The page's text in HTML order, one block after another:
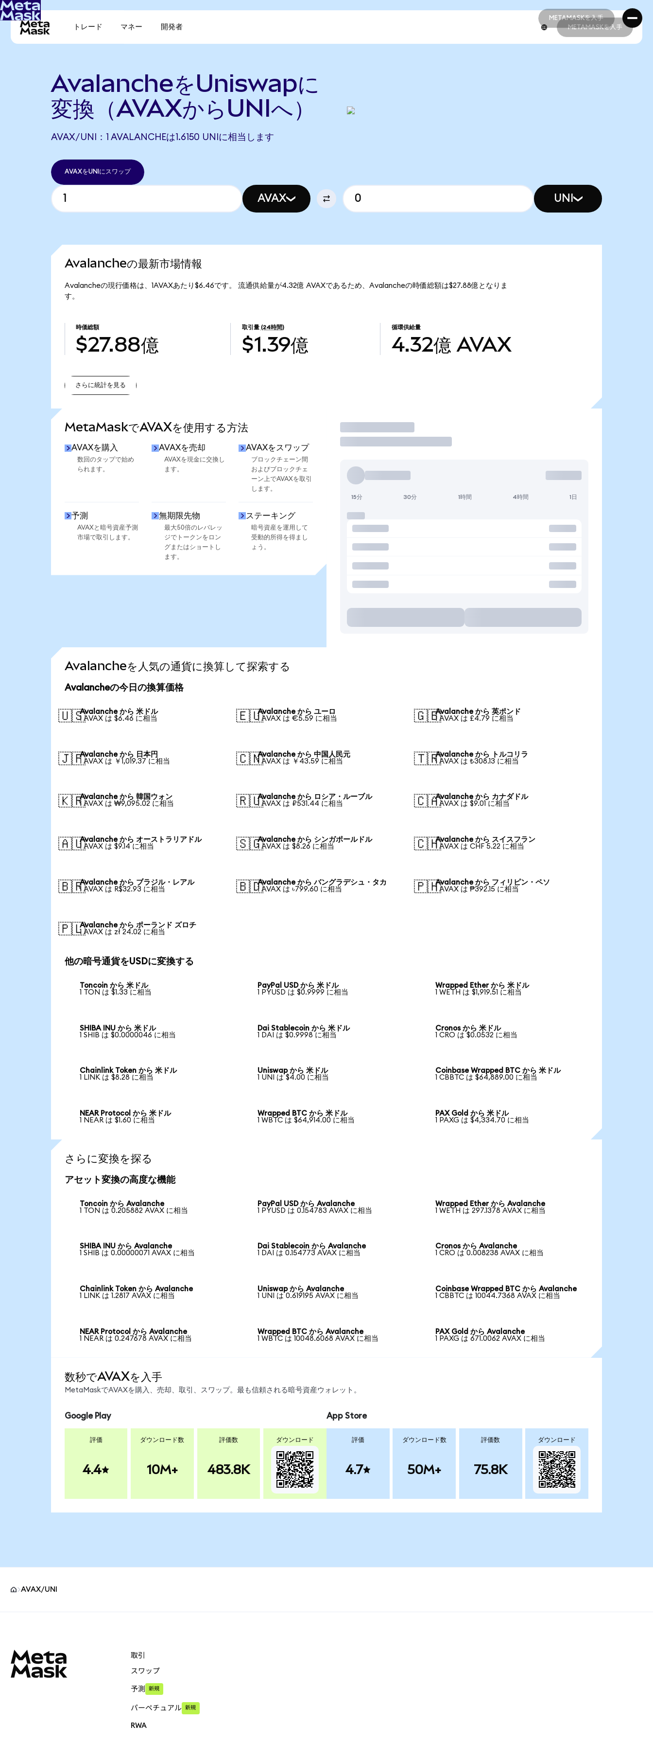
METAMASKを入手
METAMASKを入手
トレード マネー 開発者 METAMASKを入手
AvalancheをUniswapに
変換（AVAXからUNIへ）
AVAX/UNI：1 AVALANCHEは1.6150 UNIに相当します
AVAXをUNIにスワップ
AVAX UNI
Avalancheの最新市場情報
Avalancheの現行価格は、1AVAXあたり$6.46です。 流通供給量が4.32億 AVAXであるため、Avalancheの時価総額は$27.88億となりま
す。
時価総額
$27.88億
取引量 (24時間)
$1.39億
循環供給量
4.32億 AVAX
さらに統計を見る
MetaMaskでAVAXを使用する方法
AVAXを購入
数回のタップで始め
られます。
AVAXを売却
AVAXを現金に交換し
ます。
AVAXをスワップ
ブロックチェーン間
およびブロックチェ
ーン上でAVAXを取引
します。
予測
AVAXと暗号資産予測
市場で取引します。
無期限先物
最大50倍のレバレッ
ジでトークンをロン
グまたはショートし
ます。
ステーキング
暗号資産を運用して
受動的所得を得まし
ょう。
取引
15分 30分 1時間 4時間 1日
Avalancheを人気の通貨に換算して探索する
Avalancheの今日の換算価格
🇺🇸Avalanche から 米ドル
1 AVAX は $6.46 に相当
🇪🇺Avalanche から ユーロ
1 AVAX は €5.59 に相当
🇬🇧Avalanche から 英ポンド
1 AVAX は £4.79 に相当
🇯🇵Avalanche から 日本円
1 AVAX は ￥1,019.37 に相当
🇨🇳Avalanche から 中国人民元
1 AVAX は ￥43.59 に相当
🇹🇷Avalanche から トルコリラ
1 AVAX は ₺308.13 に相当
🇰🇷Avalanche から 韓国ウォン
1 AVAX は ₩9,095.02 に相当
🇷🇺Avalanche から ロシア・ルーブル
1 AVAX は ₽531.44 に相当
🇨🇦Avalanche から カナダドル
1 AVAX は $9.01 に相当
🇦🇺Avalanche から オーストラリアドル
1 AVAX は $9.14 に相当
🇸🇬Avalanche から シンガポールドル
1 AVAX は $8.26 に相当
🇨🇭Avalanche から スイスフラン
1 AVAX は CHF 5.22 に相当
🇧🇷Avalanche から ブラジル・レアル
1 AVAX は R$32.93 に相当
🇧🇩Avalanche から バングラデシュ・タカ
1 AVAX は ৳799.60 に相当
🇵🇭Avalanche から フィリピン・ペソ
1 AVAX は ₱392.15 に相当
🇵🇱Avalanche から ポーランド ズロチ
1 AVAX は zł 24.02 に相当
他の暗号通貨をUSDに変換する
Toncoin から 米ドル
1 TON は $1.33 に相当
PayPal USD から 米ドル
1 PYUSD は $0.9999 に相当
Wrapped Ether から 米ドル
1 WETH は $1,919.51 に相当
SHIBA INU から 米ドル
1 SHIB は $0.0000046 に相当
Dai Stablecoin から 米ドル
1 DAI は $0.9998 に相当
Cronos から 米ドル
1 CRO は $0.0532 に相当
Chainlink Token から 米ドル
1 LINK は $8.28 に相当
Uniswap から 米ドル
1 UNI は $4.00 に相当
Coinbase Wrapped BTC から 米ドル
1 CBBTC は $64,889.00 に相当
NEAR Protocol から 米ドル
1 NEAR は $1.60 に相当
Wrapped BTC から 米ドル
1 WBTC は $64,914.00 に相当
PAX Gold から 米ドル
1 PAXG は $4,334.70 に相当
さらに変換を探る
アセット変換の高度な機能
Toncoin から Avalanche
1 TON は 0.205882 AVAX に相当
PayPal USD から Avalanche
1 PYUSD は 0.154783 AVAX に相当
Wrapped Ether から Avalanche
1 WETH は 297.1378 AVAX に相当
SHIBA INU から Avalanche
1 SHIB は 0.00000071 AVAX に相当
Dai Stablecoin から Avalanche
1 DAI は 0.154773 AVAX に相当
Cronos から Avalanche
1 CRO は 0.008238 AVAX に相当
Chainlink Token から Avalanche
1 LINK は 1.2817 AVAX に相当
Uniswap から Avalanche
1 UNI は 0.619195 AVAX に相当
Coinbase Wrapped BTC から Avalanche
1 CBBTC は 10044.7368 AVAX に相当
NEAR Protocol から Avalanche
1 NEAR は 0.247678 AVAX に相当
Wrapped BTC から Avalanche
1 WBTC は 10048.6068 AVAX に相当
PAX Gold から Avalanche
1 PAXG は 671.0062 AVAX に相当
数秒でAVAXを入手
MetaMaskでAVAXを購入、売却、取引、スワップ。最も信頼される暗号資産ウォレット。
Google Play
評価
4.4
ダウンロード数
10M+
評価数
483.8K
ダウンロード
App Store
評価
4.7
ダウンロード数
50M+
評価数
75.8K
ダウンロード
AVAX/UNI
取引
スワップ
予測 新規
パーペチュアル 新規
RWA